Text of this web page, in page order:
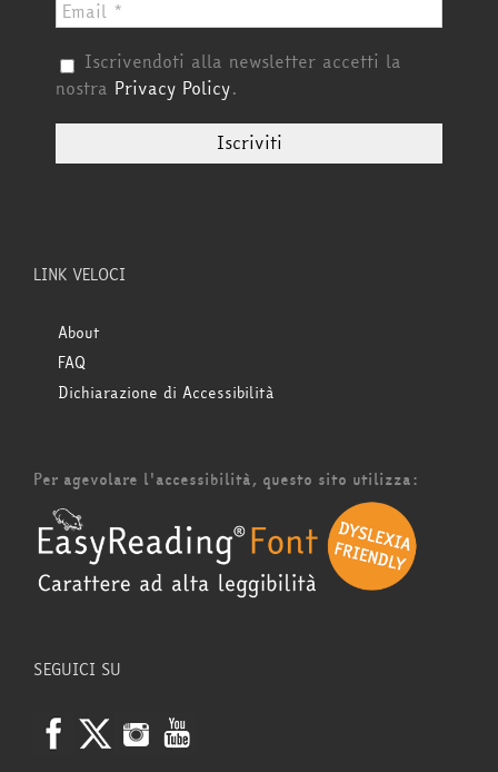
Iscrivendoti alla newsletter accetti la
nostra Privacy Policy.
LINK VELOCI
About
FAQ
Dichiarazione di Accessibilità
Per agevolare l'accessibilità, questo sito utilizza:
SEGUICI SU